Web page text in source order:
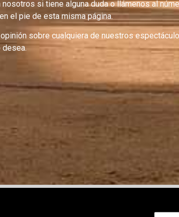
si tiene alguna duda o llámenos al
el pie de esta misma página.
sobre cualquiera de nuestros
desea.